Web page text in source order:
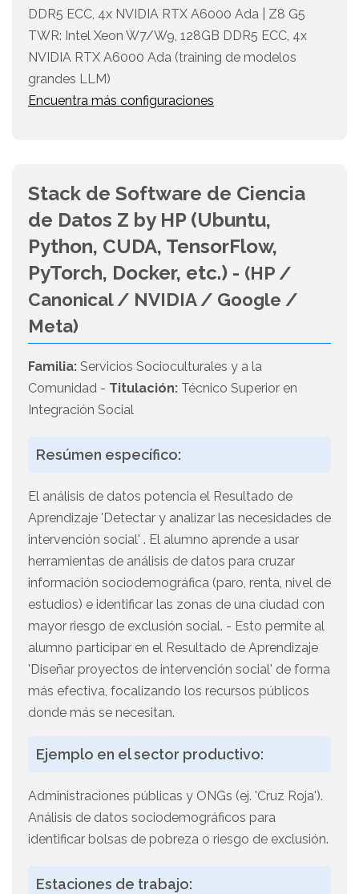
DDR5 ECC, 4x NVIDIA RTX A6000 Ada | Z8 G5
TWR: Intel Xeon W7/W9, 128GB DDR5 ECC, 4x
NVIDIA RTX A6000 Ada (training de modelos
grandes LLM)
Encuentra más configuraciones
Stack de Software de Ciencia
de Datos Z by HP (Ubuntu,
Python, CUDA, TensorFlow,
PyTorch, Docker, etc.) - (HP /
Canonical / NVIDIA / Google /
Meta)
Familia: Servicios Socioculturales y a la
Comunidad - Titulación: Técnico Superior en
Integración Social
Resúmen específico:
El análisis de datos potencia el Resultado de
Aprendizaje 'Detectar y analizar las necesidades de
intervención social' . El alumno aprende a usar
herramientas de análisis de datos para cruzar
información sociodemográfica (paro, renta, nivel de
estudios) e identificar las zonas de una ciudad con
mayor riesgo de exclusión social. - Esto permite al
alumno participar en el Resultado de Aprendizaje
'Diseñar proyectos de intervención social' de forma
más efectiva, focalizando los recursos públicos
donde más se necesitan.
Ejemplo en el sector productivo:
Administraciones públicas y ONGs (ej. 'Cruz Roja').
Análisis de datos sociodemográficos para
identificar bolsas de pobreza o riesgo de exclusión.
Estaciones de trabajo: